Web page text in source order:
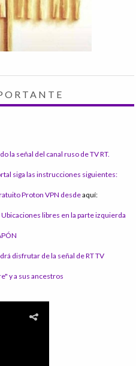
la señal del canal ruso de TV RT.
siga las instrucciones siguientes:
Proton VPN desdeaquí:
libres en la parte izquierda
disfrutar de la señal de RT TV
y a sus ancestros